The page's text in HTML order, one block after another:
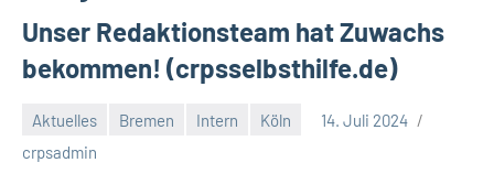
Unser Redaktionsteam hat Zuwachs
bekommen! (crpsselbsthilfe.de)
Aktuelles Bremen Intern Köln
14. Juli 2024
crpsadmin